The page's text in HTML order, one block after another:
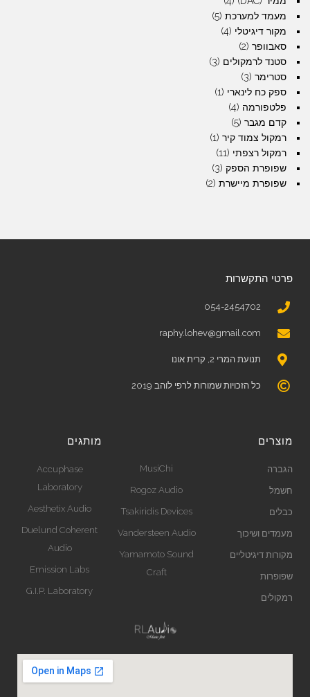
מעמד למערכת (5)
מקור דיגיטלי (4)
סאבוופר (2)
סטנד לרמקולים (3)
סטרימר (3)
ספק כח לינארי (1)
פלטפורמה (4)
קדם מגבר (5)
רמקול צמוד קיר (1)
רמקול רצפתי (11)
שפופרת הספק (3)
שפופרת מיישרת (2)
פרטי התקשרות
054-2454702
raphy.lohev@gmail.com
תנועת המרי 2, קרית אונו
כל הזכויות שמורות לרפי לוהב 2019
מוצרים
הגברה
חשמל
כבלים
מעמדים ושיכוך
מקורות דיגיטליים
שפופרות
רמקולים
MusiChi
Rogoz Audio
Tsakiridis Devices
Vandersteen Audio
Yamamoto Sound
Craft
מותגים
Accuphase
Laboratory
Aesthetix Audio
Duelund Coherent
Audio
Emission Labs
G.I.P. Laboratory